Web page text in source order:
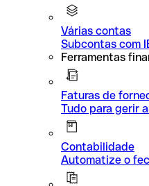
Várias contas
Subcontas com
Ferramentas
Faturas de
Tudo para gerir
Contabilidade
Automatize o